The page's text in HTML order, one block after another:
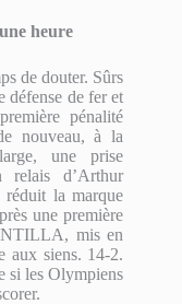
heure
de douter. Sûrs
défense de fer et
pénalité
nouveau, à la
une prise
d’Arthur
la marque
une première
mis en
aux siens. 14-2.
si les Olympiens